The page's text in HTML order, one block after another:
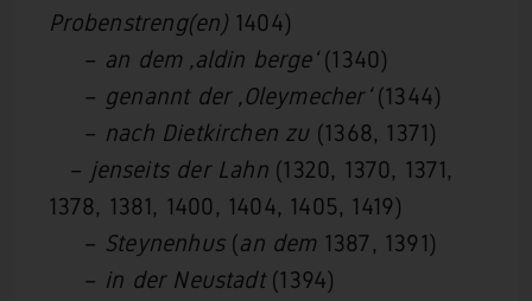
Probenstreng(en)1404)
– an dem ‚aldin berge‘ (1340)
– genannt der ‚Oleymecher‘ (1344)
– nach Dietkirchen zu (1368, 1371)
– jenseits der Lahn(1320, 1370, 1371,
1378, 1381, 1400, 1404, 1405, 1419)
– Steynenhus(an dem1387, 1391)
– in der Neustadt(1394)